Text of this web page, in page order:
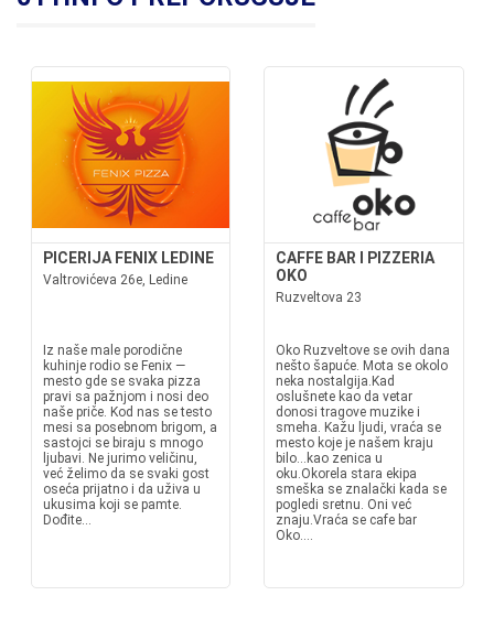
PICERIJA FENIX LEDINE
Valtrovićeva 26e, Ledine
Iz naše male porodične
kuhinje rodio se Fenix —
mesto gde se svaka pizza
pravi sa pažnjom i nosi deo
naše priče. Kod nas se testo
mesi sa posebnom brigom, a
sastojci se biraju s mnogo
ljubavi. Ne jurimo veličinu,
već želimo da se svaki gost
oseća prijatno i da uživa u
ukusima koji se pamte.
Dođite...
CAFFE BAR I PIZZERIA
OKO
Ruzveltova 23
Oko Ruzveltove se ovih dana
nešto šapuće. Mota se okolo
neka nostalgija.Kad
oslušnete kao da vetar
donosi tragove muzike i
smeha. Kažu ljudi, vraća se
mesto koje je našem kraju
bilo...kao zenica u
oku.Okorela stara ekipa
smeška se znalački kada se
pogledi sretnu. Oni već
znaju.Vraća se cafe bar
Oko....